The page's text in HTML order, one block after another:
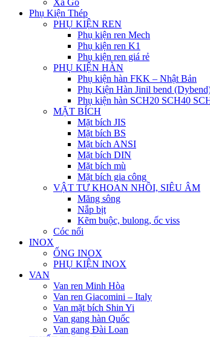
Xà Gồ
Phụ Kiện Thép
PHỤ KIỆN REN
Phụ kiện ren Mech
Phụ kiện ren K1
Phụ kiện ren giá rẻ
PHỤ KIỆN HÀN
Phụ kiện hàn FKK – Nhật Bản
Phụ Kiện Hàn Jinil bend
Phụ kiện hàn SCH20 SCH40
MẶT BÍCH
Mặt bích JIS
Mặt bích BS
Mặt bích ANSI
Mặt bích DIN
Mặt bích mù
Mặt bích gia công
VẬT TƯ KHOAN NHỒI, SIÊU ÂM
Măng sông
Nắp bịt
Kẽm buộc, bulong, ốc viss
Cóc nối
INOX
ỐNG INOX
PHỤ KIỆN INOX
VAN
Van ren Minh Hòa
Van ren Giacomini – Italy
Van mặt bích Shin Yi
Van gang hàn Quốc
Van gang Đài Loan